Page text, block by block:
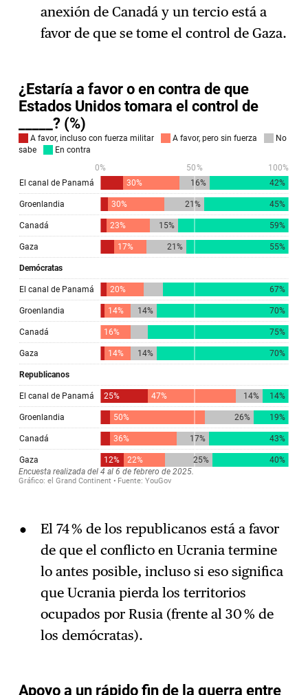
anexión de Canadá y un tercio está a
favor de que se tome el control de Gaza.
El 74 % de los republicanos está a favor
de que el conflicto en Ucrania termine
lo antes posible, incluso si eso significa
que Ucrania pierda los territorios
ocupados por Rusia (frente al 30 % de
los demócratas).